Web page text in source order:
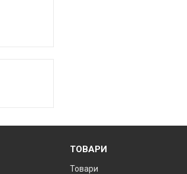
ТОВАРИ
Товари